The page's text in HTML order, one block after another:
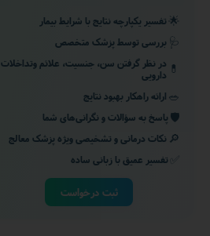
🌟 تفسیر یکپارچه نتایج با شرایط بیمار
🩺 بررسی توسط پزشک متخصص
💊 در نظر گرفتن سن، جنسیت، علائم وتداخلات
دارویی
🥗 ارائه راهکار بهبود نتایج
🛡️ پاسخ به سؤالات و نگرانی‌های شما
🔎 نکات درمانی و تشخیصی ویژه پزشک معالج
تفسیر عمیق با زبانی ساده
ثبت درخواست